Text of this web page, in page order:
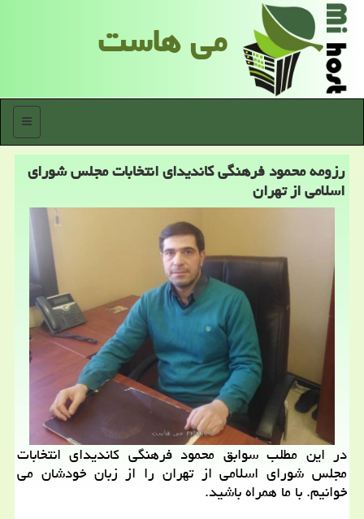
می هاست
منو
رزومه محمود فرهنگی كاندیدای انتخابات مجلس شورای
اسلامی از تهران
در این مطلب سوابق محمود فرهنگی كاندیدای انتخابات
مجلس شورای اسلامی از تهران را از زبان خودشان می
خوانیم. با ما همراه باشید.